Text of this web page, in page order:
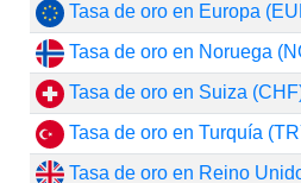
Tasa de oro en Europa
Tasa de oro en Noruega
Tasa de oro en Suiza
Tasa de oro en Turquía
Tasa de oro en Reino